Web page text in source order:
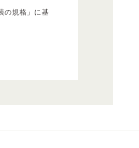
の規格」に基